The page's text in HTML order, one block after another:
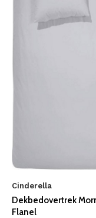
Cinderella
Dekbedovertrek
Flanel